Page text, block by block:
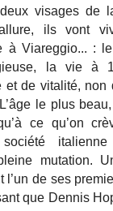
visages de
ils vont
à Viareggio... :
la vie à
et de vitalité, non
le plus beau,
ce qu’on
mutation.
l’un de ses
que Dennis